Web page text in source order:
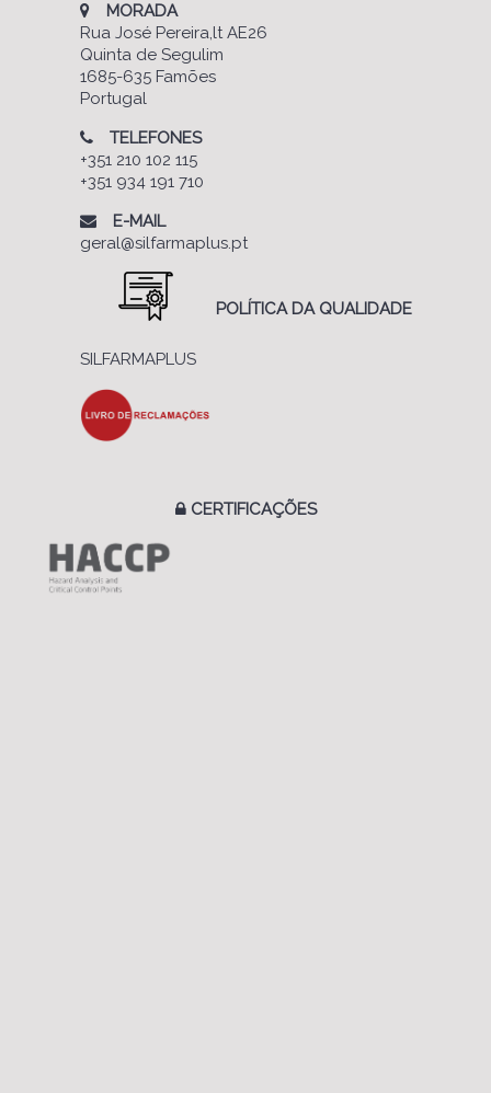
MORADA
Rua José Pereira,lt AE26
Quinta de Segulim
1685-635 Famões
Portugal
TELEFONES
+351 210 102 115
+351 934 191 710
E-MAIL
geral@silfarmaplus.pt
POLÍTICA DA QUALIDADE
SILFARMAPLUS
CERTIFICAÇÕES